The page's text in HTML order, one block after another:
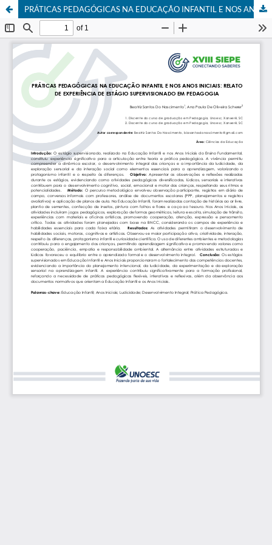
PRÁTICAS PEDAGÓGICAS NA EDUCAÇÃO INFANTIL E NOS ANOS INICIAIS: RELATO DE EXPERIÊNCIA DE ESTÁGIO SUPERVISIONADO EM PEDAGOGIA